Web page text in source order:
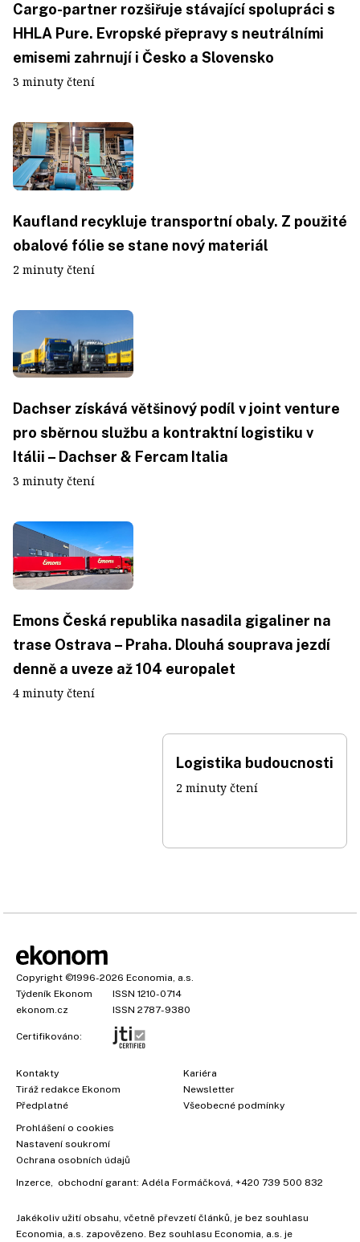
Cargo-partner rozšiřuje stávající spolupráci s
HHLA Pure. Evropské přepravy s neutrálními
emisemi zahrnují i Česko a Slovensko
3 minuty čtení
Kaufland recykluje transportní obaly. Z použité
obalové fólie se stane nový materiál
2 minuty čtení
Dachser získává většinový podíl v joint venture
pro sběrnou službu a kontraktní logistiku v
Itálii – Dachser & Fercam Italia
3 minuty čtení
Emons Česká republika nasadila gigaliner na
trase Ostrava – Praha. Dlouhá souprava jezdí
denně a uveze až 104 europalet
4 minuty čtení
Logistika budoucnosti
2 minuty čtení
Copyright ©1996-2026 Economia, a.s.
Týdeník Ekonom
ISSN 1210-0714
ekonom.cz
ISSN 2787-9380
Certifikováno:
Kontakty
Tiráž redakce Ekonom
Předplatné
Kariéra
Newsletter
Všeobecné podmínky
Prohlášení o cookies
Nastavení soukromí
Ochrana osobních údajů
Inzerce , obchodní garant: Adéla Formáčková +420 739 500 832
Jakékoliv užití obsahu, včetně převzetí článků, je bez souhlasu
Economia, a.s. zapovězeno. Bez souhlasu Economia, a.s. je